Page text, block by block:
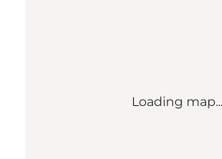
Loading map...